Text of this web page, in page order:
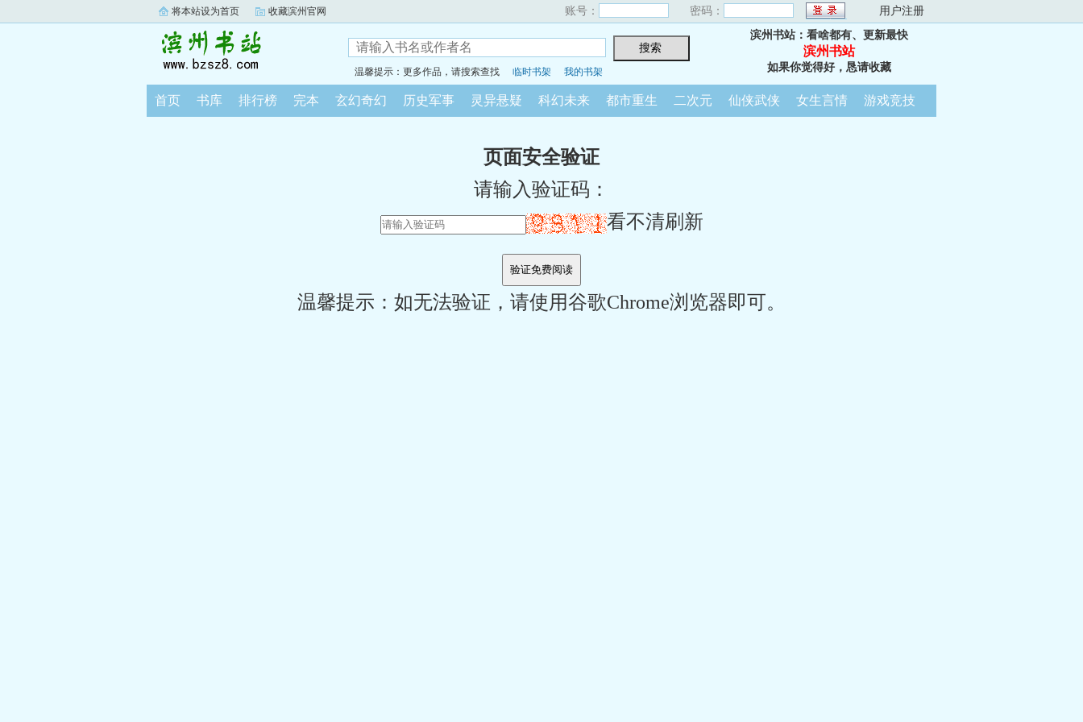
将本站设为首页 收藏滨州官网 账号： 密码： 用户注册
温馨提示：更多作品，请搜索查找 临时书架 我的书架
滨州书站：看啥都有、更新最快
滨州书站
如果你觉得好，恳请收藏
首页 书库 排行榜 完本 玄幻奇幻 历史军事 灵异悬疑 科幻未来 都市重生 二次元 仙侠武侠 女生言情 游戏竞技
页面安全验证
请输入验证码：
看不清刷新
温馨提示：如无法验证，请使用谷歌Chrome浏览器即可。